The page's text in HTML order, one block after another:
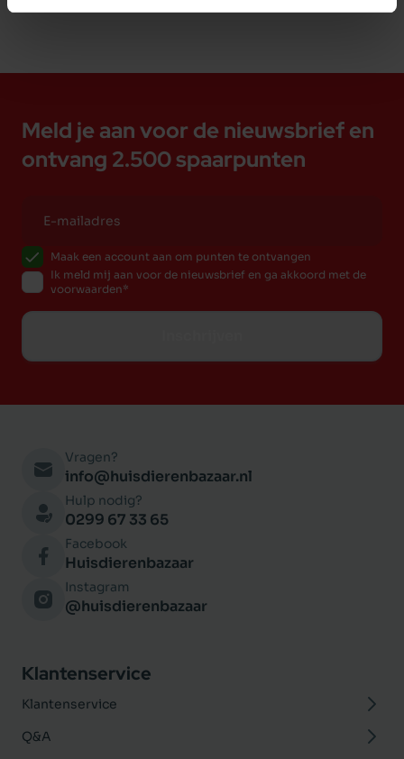
Meld je aan voor de nieuwsbrief en
ontvang 2.500 spaarpunten
Maak een account aan om punten te ontvangen
Ik meld mij aan voor de nieuwsbrief en ga akkoord met de
voorwaarden
Vragen?
info@huisdierenbazaar.nl
Hulp nodig?
0299 67 33 65
Facebook
Huisdierenbazaar
Instagram
@huisdierenbazaar
Klantenservice
Klantenservice
Q&A